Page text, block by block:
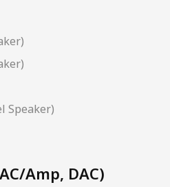
Speaker)
Amp, DAC)